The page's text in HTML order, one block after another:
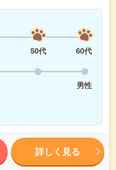
50代
60代
男性
詳しく見る